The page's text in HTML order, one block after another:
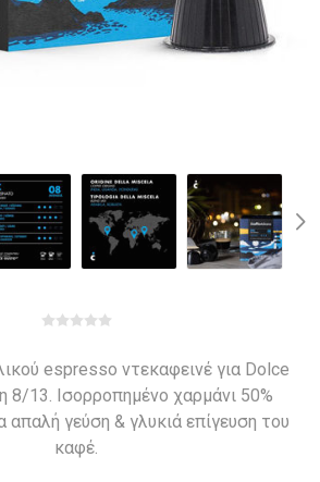
espresso ντεκαφεινέ για Dolce
8/13. Ισορροπημένο χαρμάνι 50%
απαλή γεύση & γλυκιά επίγευση του
καφέ.